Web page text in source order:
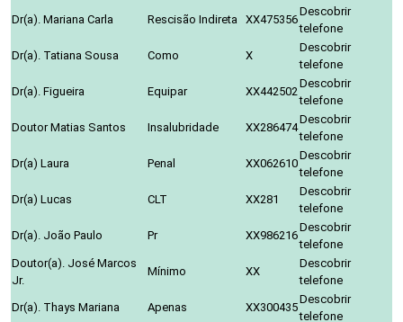
Dr(a). Mariana Carla
Rescisão Indireta XX475356
Descobrir
telefone
Dr(a). Tatiana Sousa
Como X
Descobrir
telefone
Dr(a). Figueira
Equipar XX442502
Descobrir
telefone
Doutor Matias Santos
Insalubridade XX286474
Descobrir
telefone
Dr(a) Laura
Penal XX062610
Descobrir
telefone
Dr(a) Lucas
CLT XX281
Descobrir
telefone
Dr(a). João Paulo
Pr XX986216
Descobrir
telefone
Doutor(a). José Marcos
Jr.
Mínimo XX
Descobrir
telefone
Dr(a). Thays Mariana
Apenas XX300435
Descobrir
telefone